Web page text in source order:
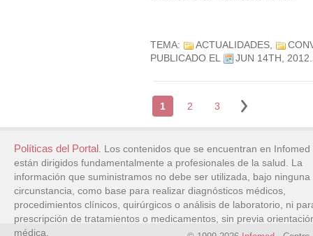
TEMA: ACTUALIDADES,
PUBLICADO EL
JUN 14TH, 2012
1 2 3
Políticas del Portal. Los contenidos que se encuentran en Infomed
están dirigidos fundamentalmente a profesionales de la salud. La
información que suministramos no debe ser utilizada, bajo ninguna
circunstancia, como base para realizar diagnósticos médicos,
procedimientos clínicos, quirúrgicos o análisis de laboratorio, ni
prescripción de tratamientos o medicamentos, sin previa
médica.